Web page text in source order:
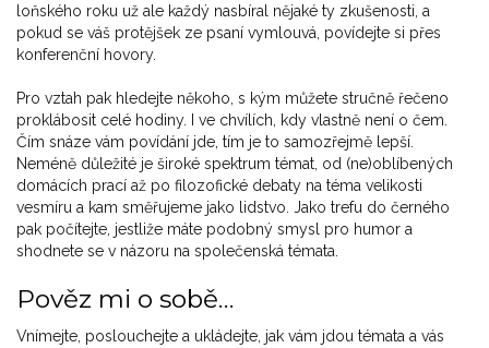
loňského roku už ale každý nasbíral nějaké ty zkušenosti, a
pokud se váš protějšek ze psaní vymlouvá, povídejte si přes
konferenční hovory.
Pro vztah pak hledejte někoho, s kým můžete stručně řečeno
proklábosit celé hodiny. I ve chvílích, kdy vlastně není o čem.
Čím snáze vám povídání jde, tím je to samozřejmě lepší.
Neméně důležité je široké spektrum témat, od (ne)oblíbených
domácích prací až po filozofické debaty na téma velikosti
vesmíru a kam směřujeme jako lidstvo. Jako trefu do černého
pak počítejte, jestliže máte podobný smysl pro humor a
shodnete se v názoru na společenská témata.
Pověz mi o sobě…
Vnímejte, poslouchejte a ukládejte, jak vám jdou témata a vás